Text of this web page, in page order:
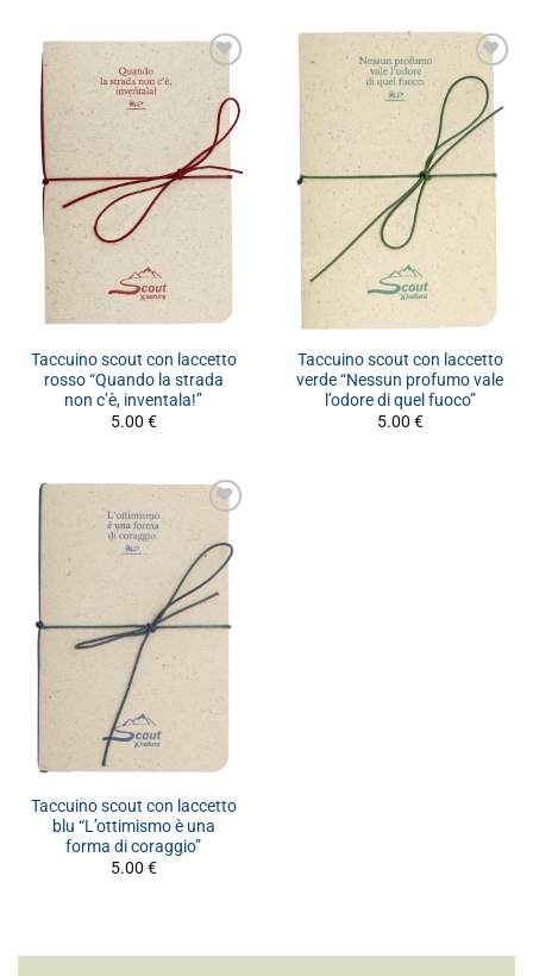
Taccuino scout con laccetto
rosso “Quando la strada
non c’è, inventala!”
5.00 €
Taccuino scout con laccetto
verde “Nessun profumo vale
l’odore di quel fuoco”
5.00 €
Taccuino scout con laccetto
blu “L’ottimismo è una
forma di coraggio”
5.00 €